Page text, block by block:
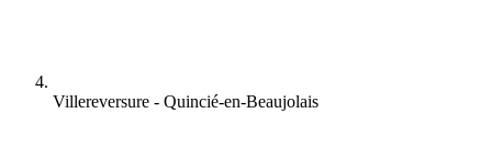
Villereversure - Quincié-en-Beaujolais